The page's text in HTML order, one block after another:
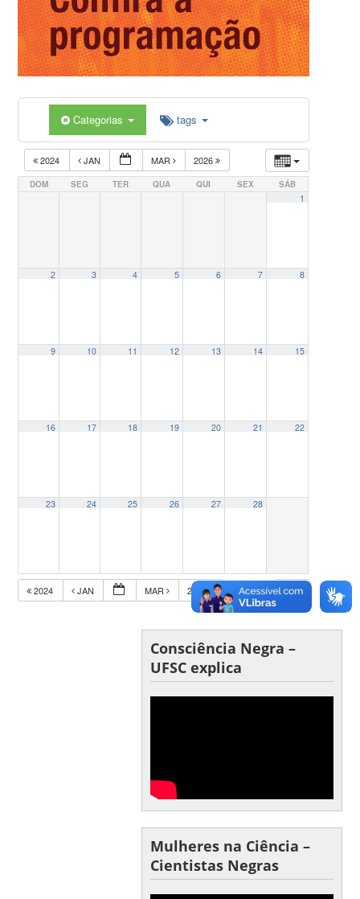
Categorias tags
2024 JAN MAR 2026
DOM SEG TER QUA QUI SEX SÁB
1
2 3 4 5 6 7 8
9 10 11 12 13 14 15
16 17 18 19 20 21 22
23 24 25 26 27 28
2024 JAN MAR 2026
Consciência Negra –
UFSC explica
Mulheres na Ciência –
Cientistas Negras